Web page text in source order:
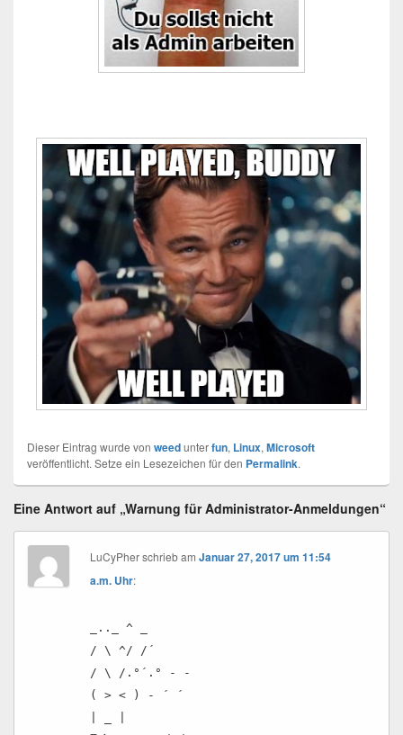
Dieser Eintrag wurde von weedunterfun, Linux, Microsoft
veröffentlicht. Setze ein Lesezeichen für den Permalink.
Eine Antwort auf „Warnung für Administrator-Anmeldungen“
LuCyPher schriebamJanuar 27, 2017 um 11:54
a.m. Uhr:
_.._ ^ _
/ \ ^/ /´
/ \ /.°´.° - -
( > < ) - ´ ´